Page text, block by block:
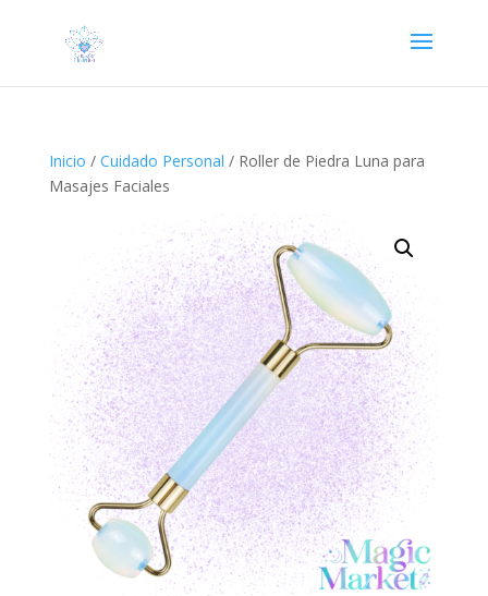
Inicio / Cuidado Personal / Roller de Piedra Luna para
Masajes Faciales